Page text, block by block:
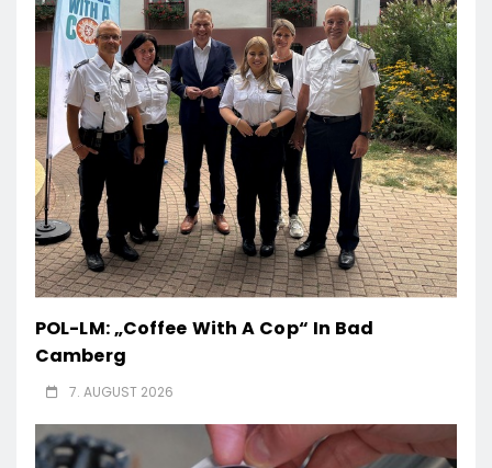
POL-LM: „Coffee With A Cop“ In Bad
Camberg
7. AUGUST 2026